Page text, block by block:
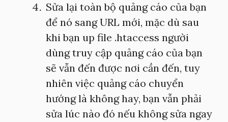
Sửa lại toàn bộ quảng cáo của bạn
để nó sang URL mới, mặc dù sau
khi bạn up file .htaccess người
dùng truy cập quảng cáo của bạn
sẽ vẫn đến được nơi cần đến, tuy
nhiên việc quảng cáo chuyển
hướng là không hay, bạn vẫn phải
sửa lúc nào đó nếu không sửa ngay